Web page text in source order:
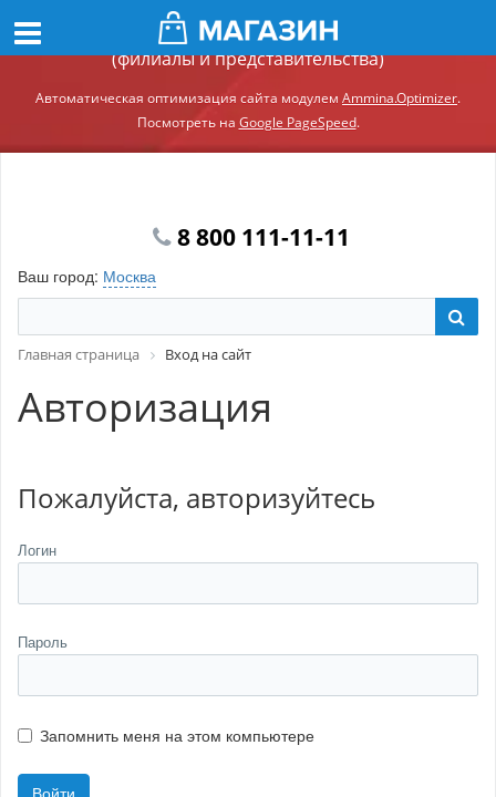
Демонстрационный сайт модуля Ammina.Регионы
(филиалы и представительства)
Автоматическая оптимизация сайта модулем Ammina.Optimizer.
Посмотреть на Google PageSpeed.
8 800 111-11-11
Ваш город: Москва
Главная страница Вход на сайт
Авторизация
Пожалуйста, авторизуйтесь
Логин
Пароль
Запомнить меня на этом компьютере